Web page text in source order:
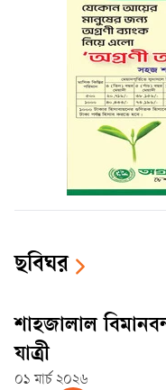
ছবিঘর
শাহজালাল
যাত্রী
০১ মার্চ ২০২৬